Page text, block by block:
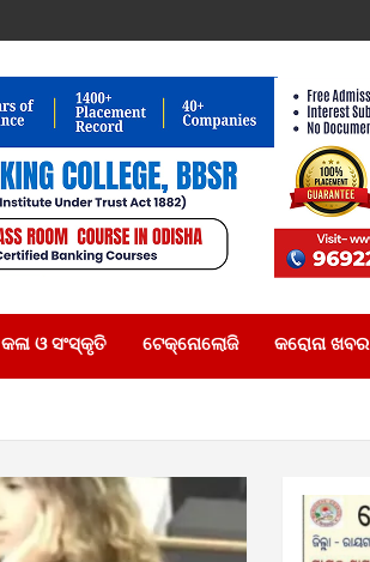
କଳା ଓ ସଂସ୍କୃତି ଟେକ୍ନୋଲୋଜି କରୋନା ଖବର